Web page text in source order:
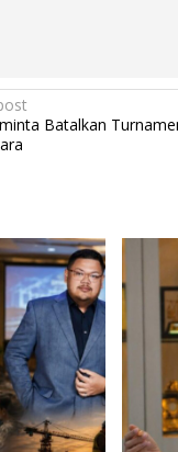
Batalkan